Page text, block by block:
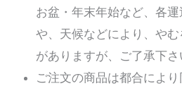
お盆・年末年始など、各
や、天候などにより、や
がありますが、ご了承下さ
ご注文の商品は都合によ